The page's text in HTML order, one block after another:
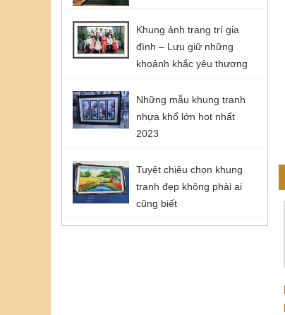
Khung ảnh trang trí gia
đình – Lưu giữ những
khoảnh khắc yêu thương
Những mẫu khung tranh
nhựa khổ lớn hot nhất
2023
Tuyệt chiêu chọn khung
tranh đẹp không phải ai
cũng biết